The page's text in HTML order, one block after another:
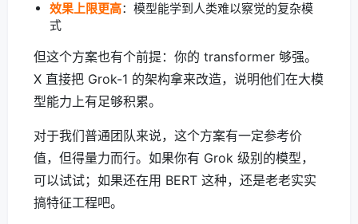
效果上限更高：模型能学到人类难以察觉的复杂模
式
但这个方案也有个前提：你的 transformer 够强。
X 直接把 Grok-1 的架构拿来改造，说明他们在大模
型能力上有足够积累。
对于我们普通团队来说，这个方案有一定参考价
值，但得量力而行。如果你有 Grok 级别的模型，
可以试试；如果还在用 BERT 这种，还是老老实实
搞特征工程吧。